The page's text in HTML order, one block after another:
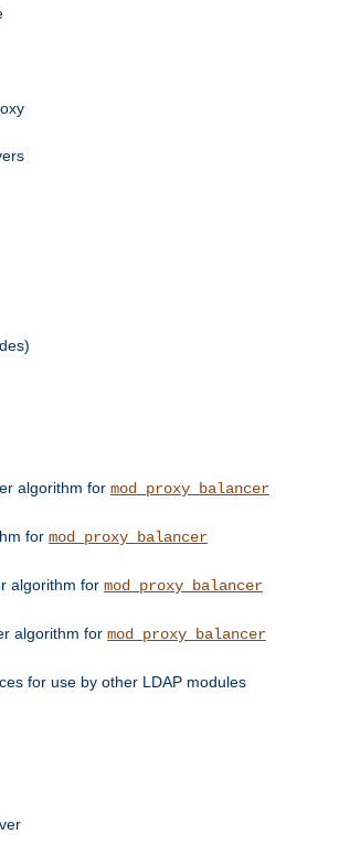
algorithm for mod_proxy_balancer
for mod_proxy_balancer
algorithm for mod_proxy_balancer
algorithm for mod_proxy_balancer
for use by other LDAP modules